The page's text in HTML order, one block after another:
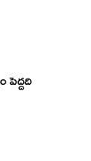
పెద్దది